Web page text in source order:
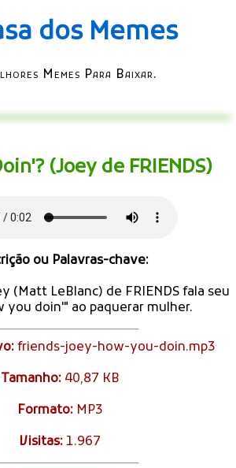
dos Memes
Memes Para Baixar.
(Joey de FRIENDS)
ou Palavras-chave:
(Matt LeBlanc) de FRIENDS fala seu
you doin'" ao paquerar mulher.
friends-joey-how-you-doin.mp3
Tamanho:40,87 KB
Formato:MP3
Visitas:1.967